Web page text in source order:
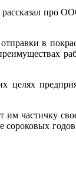
про
в
целях
частичку